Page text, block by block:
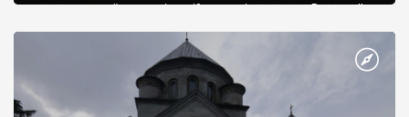
диктувати свої умови візантійському імператору Василю ІІ, та
Херсонесі Володимир-язичник, став Василем-християнином.
А потім було Хрещення Русі. На честь Херсонесу Таврійського